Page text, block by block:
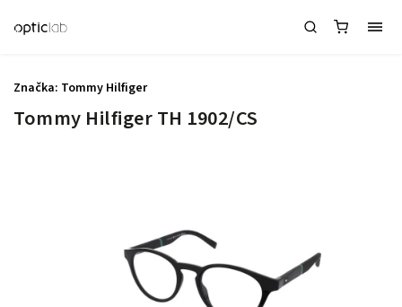
Tommy Hilfiger TH 1902/CS
Značka: Tommy Hilfiger